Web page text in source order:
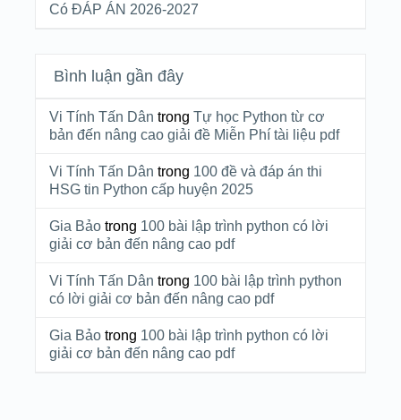
Có ĐÁP ÁN 2026-2027
Bình luận gần đây
Vi Tính Tấn Dân trong Tự học Python từ cơ
bản đến nâng cao giải đề Miễn Phí tài liệu pdf
Vi Tính Tấn Dân trong 100 đề và đáp án thi
HSG tin Python cấp huyện 2025
Gia Bảotrong 100 bài lập trình python có lời
giải cơ bản đến nâng cao pdf
Vi Tính Tấn Dân trong 100 bài lập trình python
có lời giải cơ bản đến nâng cao pdf
Gia Bảotrong 100 bài lập trình python có lời
giải cơ bản đến nâng cao pdf